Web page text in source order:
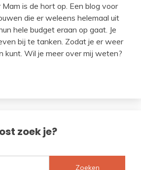
is de hort op. Een blog voor
die er weleens helemaal uit
hele budget eraan op gaat. Je
bij te tanken. Zodat je er weer
kunt. Wil je meer over mij weten?
zoek je?